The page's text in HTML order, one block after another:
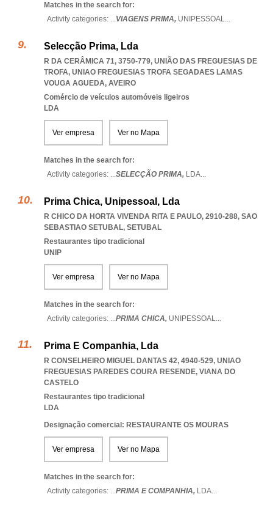
Matches in the search for:
Activity categories: ...VIAGENS PRIMA, UNIPESSOAL...
Selecção Prima, Lda
R DA CERÂMICA 71, 3750-779, UNIÃO DAS FREGUESIAS DE
TROFA, UNIAO FREGUESIAS TROFA SEGADAES LAMAS
VOUGA AGUEDA, AVEIRO
Comércio de veículos automóveis ligeiros
LDA
Ver empresa Ver no Mapa
Matches in the search for:
Activity categories: ...SELECÇÃO PRIMA, LDA...
Prima Chica, Unipessoal, Lda
R CHICO DA HORTA VIVENDA RITA E PAULO, 2910-288, SAO
SEBASTIAO SETUBAL, SETUBAL
Restaurantes tipo tradicional
UNIP
Ver empresa Ver no Mapa
Matches in the search for:
Activity categories: ...PRIMA CHICA, UNIPESSOAL...
Prima E Companhia, Lda
R CONSELHEIRO MIGUEL DANTAS 42, 4940-529, UNIAO
FREGUESIAS PAREDES COURA RESENDE, VIANA DO
CASTELO
Restaurantes tipo tradicional
LDA
Designação comercial: RESTAURANTE OS MOURAS
Ver empresa Ver no Mapa
Matches in the search for:
Activity categories: ...PRIMA E COMPANHIA, LDA...